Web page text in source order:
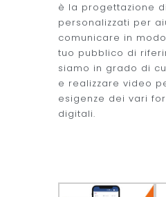
è la progettazione
personalizzati per
comunicare in
tuo pubblico di
siamo in grado di
e realizzare video
esigenze dei vari
digitali.